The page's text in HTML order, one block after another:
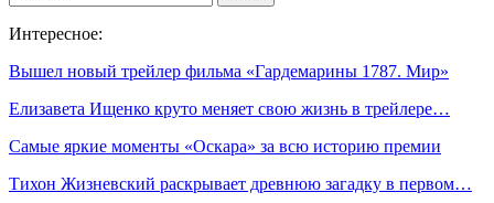
Интересное:
Вышел новый трейлер фильма «Гардемарины 1787. Мир»
Елизавета Ищенко круто меняет свою жизнь в трейлере…
Самые яркие моменты «Оскара» за всю историю премии
Тихон Жизневский раскрывает древнюю загадку в первом…